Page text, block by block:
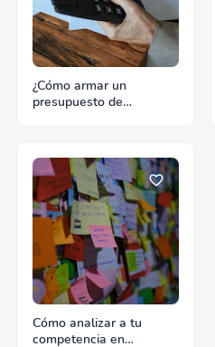
¿Cómo armar un
presupuesto de
Cómo analizar a tu
competencia en